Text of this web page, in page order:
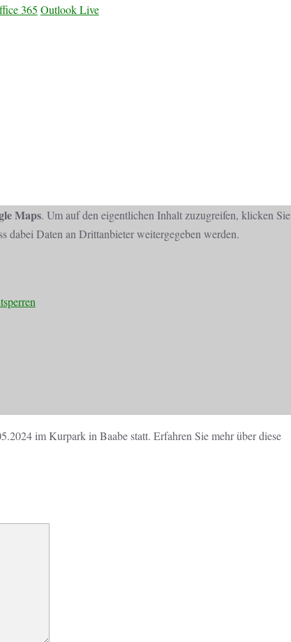
365 Outlook Live
Maps. Um auf den eigentlichen Inhalt zuzugreifen, klicken Sie
dabei Daten an Drittanbieter weitergegeben werden.
im Kurpark in Baabe statt. Erfahren Sie mehr über diese